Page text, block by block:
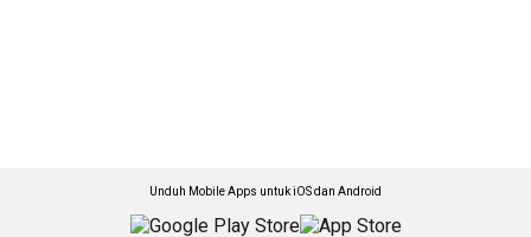
Unduh Mobile Apps untuk iOS dan Android